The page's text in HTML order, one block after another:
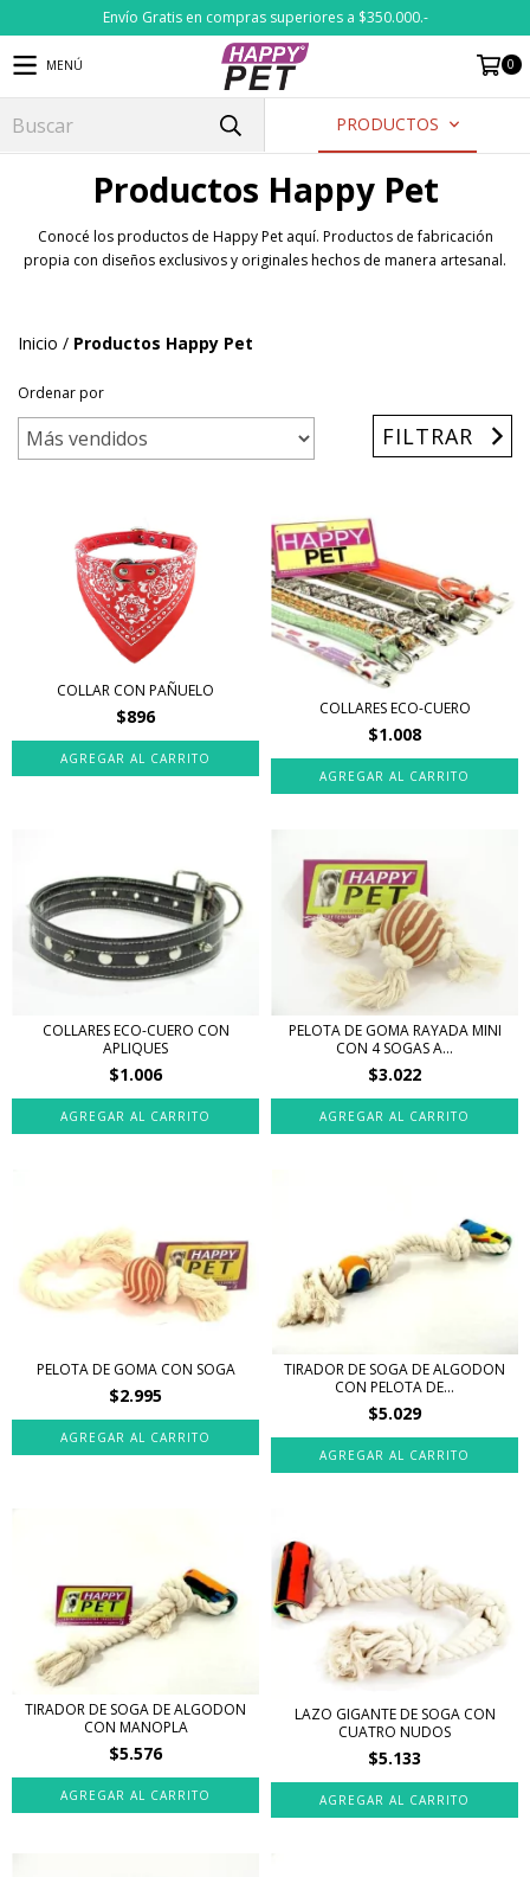
Envío Gratis en compras superiores a $350.000.-
MENÚ 0
PRODUCTOS
Productos Happy Pet
Conocé los productos de Happy Pet aquí. Productos de fabricación
propia con diseños exclusivos y originales hechos de manera artesanal.
Inicio / Productos Happy Pet
Ordenar por
FILTRAR
COLLAR CON PAÑUELO
$896
AGREGAR AL CARRITO
COLLARES ECO-CUERO
$1.008
AGREGAR AL CARRITO
COLLARES ECO-CUERO CON
APLIQUES
$1.006
AGREGAR AL CARRITO
PELOTA DE GOMA RAYADA MINI
CON 4 SOGAS A...
$3.022
PELOTA DE GOMA CON SOGA
$2.995
AGREGAR AL CARRITO
TIRADOR DE SOGA DE ALGODON
CON PELOTA DE...
$5.029
TIRADOR DE SOGA DE ALGODON
CON MANOPLA
$5.576
AGREGAR AL CARRITO
LAZO GIGANTE DE SOGA CON
CUATRO NUDOS
$5.133